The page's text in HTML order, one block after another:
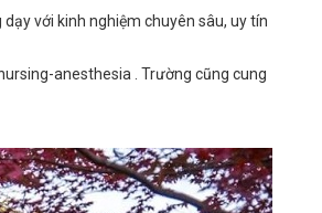
với kinh nghiệm chuyên sâu, uy tín
anesthesia . Trường cũng cung